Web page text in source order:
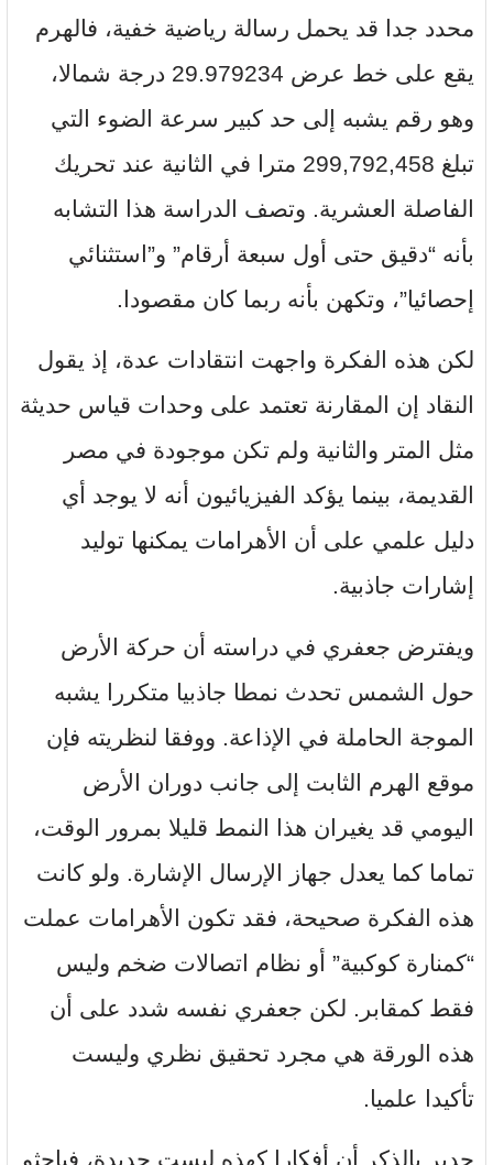
محدد جدا قد يحمل رسالة رياضية خفية، فالهرم
يقع على خط عرض 29.979234 درجة شمالا،
وهو رقم يشبه إلى حد كبير سرعة الضوء التي
تبلغ 299,792,458 مترا في الثانية عند تحريك
الفاصلة العشرية. وتصف الدراسة هذا التشابه
بأنه “دقيق حتى أول سبعة أرقام” و”استثنائي
إحصائيا”، وتكهن بأنه ربما كان مقصودا.
لكن هذه الفكرة واجهت انتقادات عدة، إذ يقول
النقاد إن المقارنة تعتمد على وحدات قياس حديثة
مثل المتر والثانية ولم تكن موجودة في مصر
القديمة، بينما يؤكد الفيزيائيون أنه لا يوجد أي
دليل علمي على أن الأهرامات يمكنها توليد
إشارات جاذبية.
ويفترض جعفري في دراسته أن حركة الأرض
حول الشمس تحدث نمطا جاذبيا متكررا يشبه
الموجة الحاملة في الإذاعة. ووفقا لنظريته فإن
موقع الهرم الثابت إلى جانب دوران الأرض
اليومي قد يغيران هذا النمط قليلا بمرور الوقت،
تماما كما يعدل جهاز الإرسال الإشارة. ولو كانت
هذه الفكرة صحيحة، فقد تكون الأهرامات عملت
“كمنارة كوكبية” أو نظام اتصالات ضخم وليس
فقط كمقابر. لكن جعفري نفسه شدد على أن
هذه الورقة هي مجرد تحقيق نظري وليست
تأكيدا علميا.
جدير بالذكر أن أفكارا كهذه ليست جديدة، فباحثو